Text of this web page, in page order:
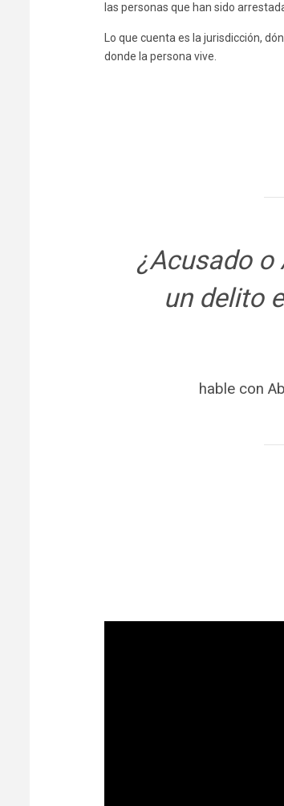
las personas que han sido
Lo que cuenta es la jurisdicción,
donde la persona vive.
¿Acusado
un delito
hable con